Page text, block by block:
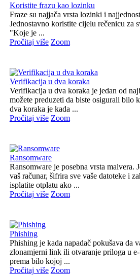
Koristite frazu kao lozinku
Fraze su najjača vrsta lozinki i
Jednostavno koristite cijelu rečenicu za
"Koje je ...
Pročitaj više Zoom
Verifikacija u dva koraka
Verifikacija u dva koraka je jedan od
možete preduzeti da biste osigurali bilo
dva koraka je kada ...
Pročitaj više Zoom
Ransomware
Ransomware je posebna vrsta malvera.
vaš računar, šifrira sve vaše datoteke i
isplatite otplatu ako ...
Pročitaj više Zoom
Phishing
Phishing je kada napadač pokušava da
zlonamjerni link ili otvaranje priloga u
prema bilo kojoj ...
Pročitaj više Zoom